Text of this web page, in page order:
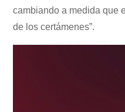
cambiando a medida que
de los certámenes”.